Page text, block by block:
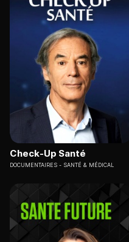
Check-Up Santé
DOCUMENTAIRES SANTÉ & MÉDICAL